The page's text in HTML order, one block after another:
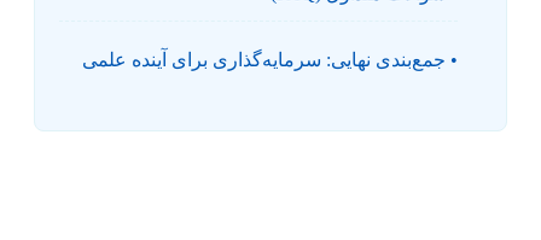
• جمع‌بندی نهایی: سرمایه‌گذاری برای آینده علمی